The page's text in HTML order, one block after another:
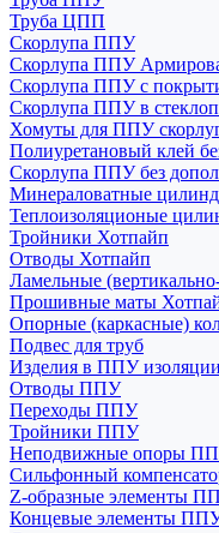
Труба ЦПП
Скорлупа ППУ
Скорлупа ППУ
Скорлупа ППУ с
Скорлупа ППУ в
Хомуты для ППУ
Полиуретановый клей
Скорлупа ППУ без
Минераловатные
Теплоизоляционые
Тройники Хотпайп
Отводы Хотпайп
Ламельные
Прошивные маты
Опорные (каркасные)
Подвес для труб
Изделия в ППУ изоляции
Отводы ППУ
Переходы ППУ
Тройники ППУ
Неподвижные опоры
Cильфонный
Z-образные элементы
Концевые элементы